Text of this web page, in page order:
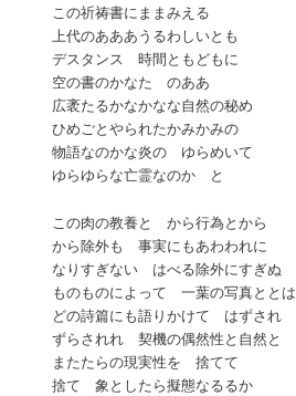
この祈祷書にままみえる
上代のあああうるわしいとも
デスタンス 時間ともどもに
空の書のかなた のああ
広袤たるかなかなな自然の秘め
ひめごとやられたかみかみの
物語なのかな炎の ゆらめいて
ゆらゆらな亡霊なのか と
この肉の教養と から行為とから
から除外も 事実にもあわわれに
なりすぎない はべる除外にすぎぬ
ものものによって 一葉の写真ととは
どの詩篇にも語りかけて はずされ
ずらされれ 契機の偶然性と自然と
またたらの現実性を 捨てて
捨て 象としたら擬態なるるか